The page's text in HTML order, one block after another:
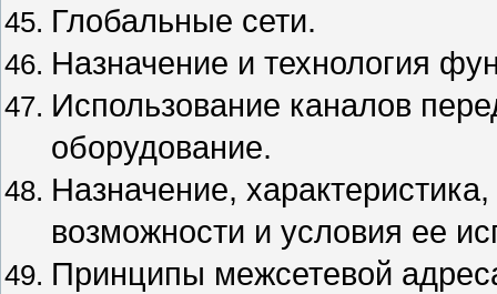
Глобальные сети.
Назначение и технология
Использование каналов
оборудование.
Назначение,
возможности и условия ее
Принципы межсетевой